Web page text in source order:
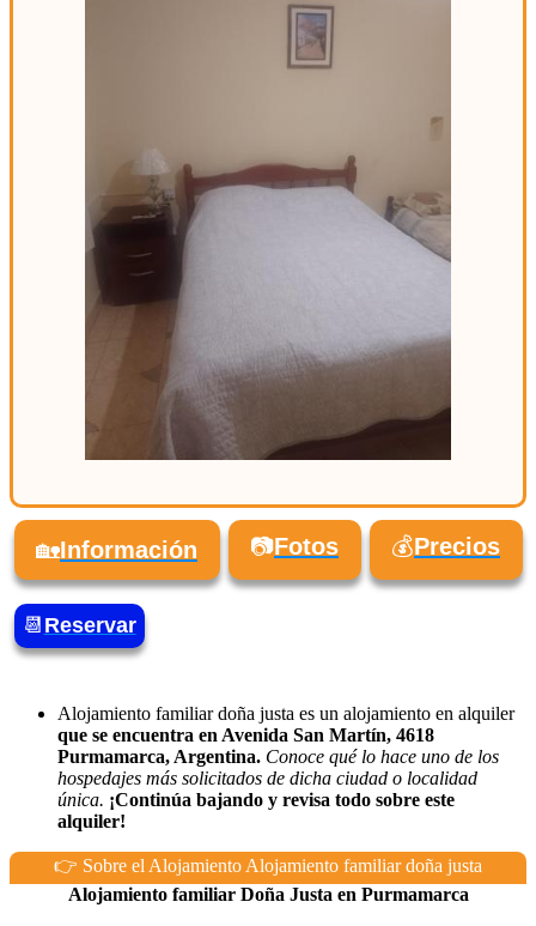
🏡Información 📷Fotos 💰Precios
📆 Reservar
Alojamiento familiar doña justa es un alojamiento en alquiler
que se encuentra en Avenida San Martín, 4618
Purmamarca, Argentina. Conoce qué lo hace uno de los
hospedajes más solicitados de dicha ciudad o localidad
única. ¡Continúa bajando y revisa todo sobre este
alquiler!
👉 Sobre el Alojamiento Alojamiento familiar doña justa
Alojamiento familiar Doña Justa en Purmamarca